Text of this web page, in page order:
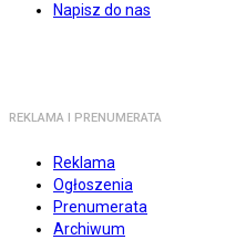
Napisz do nas
REKLAMA I PRENUMERATA
Reklama
Ogłoszenia
Prenumerata
Archiwum